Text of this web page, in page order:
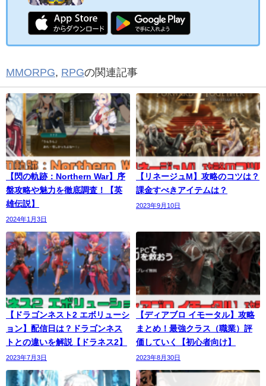
MMORPG RPGの関連記事
【閃の軌跡：Northern War】序
盤攻略や魅力を徹底調査！【英
雄伝説】
2024年1月3日
【リネージュM】攻略のコツは？
課金すべきアイテムは？
2023年9月10日
【ドラゴンネスト2 エボリューシ
ョン】配信日は？ドラゴンネス
トとの違いを解説【ドラネス2】
2023年7月3日
【ディアブロ イモータル】攻略
まとめ！最強クラス（職業）評
価していく【初心者向け】
2023年8月30日